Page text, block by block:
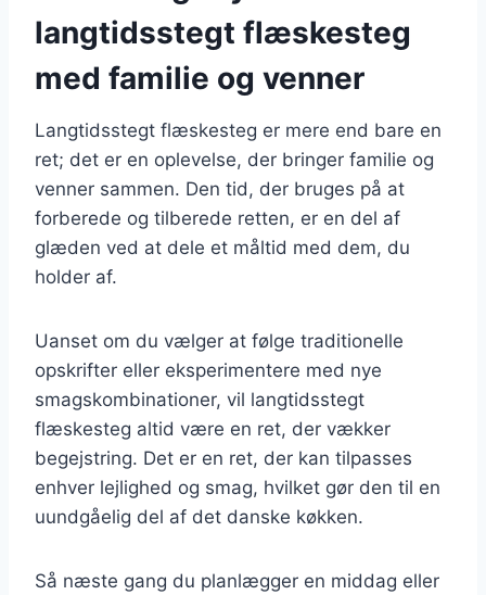
langtidsstegt flæskesteg
med familie og venner
Langtidsstegt flæskesteg er mere end bare en
ret; det er en oplevelse, der bringer familie og
venner sammen. Den tid, der bruges på at
forberede og tilberede retten, er en del af
glæden ved at dele et måltid med dem, du
holder af.
Uanset om du vælger at følge traditionelle
opskrifter eller eksperimentere med nye
smagskombinationer, vil langtidsstegt
flæskesteg altid være en ret, der vækker
begejstring. Det er en ret, der kan tilpasses
enhver lejlighed og smag, hvilket gør den til en
uundgåelig del af det danske køkken.
Så næste gang du planlægger en middag eller